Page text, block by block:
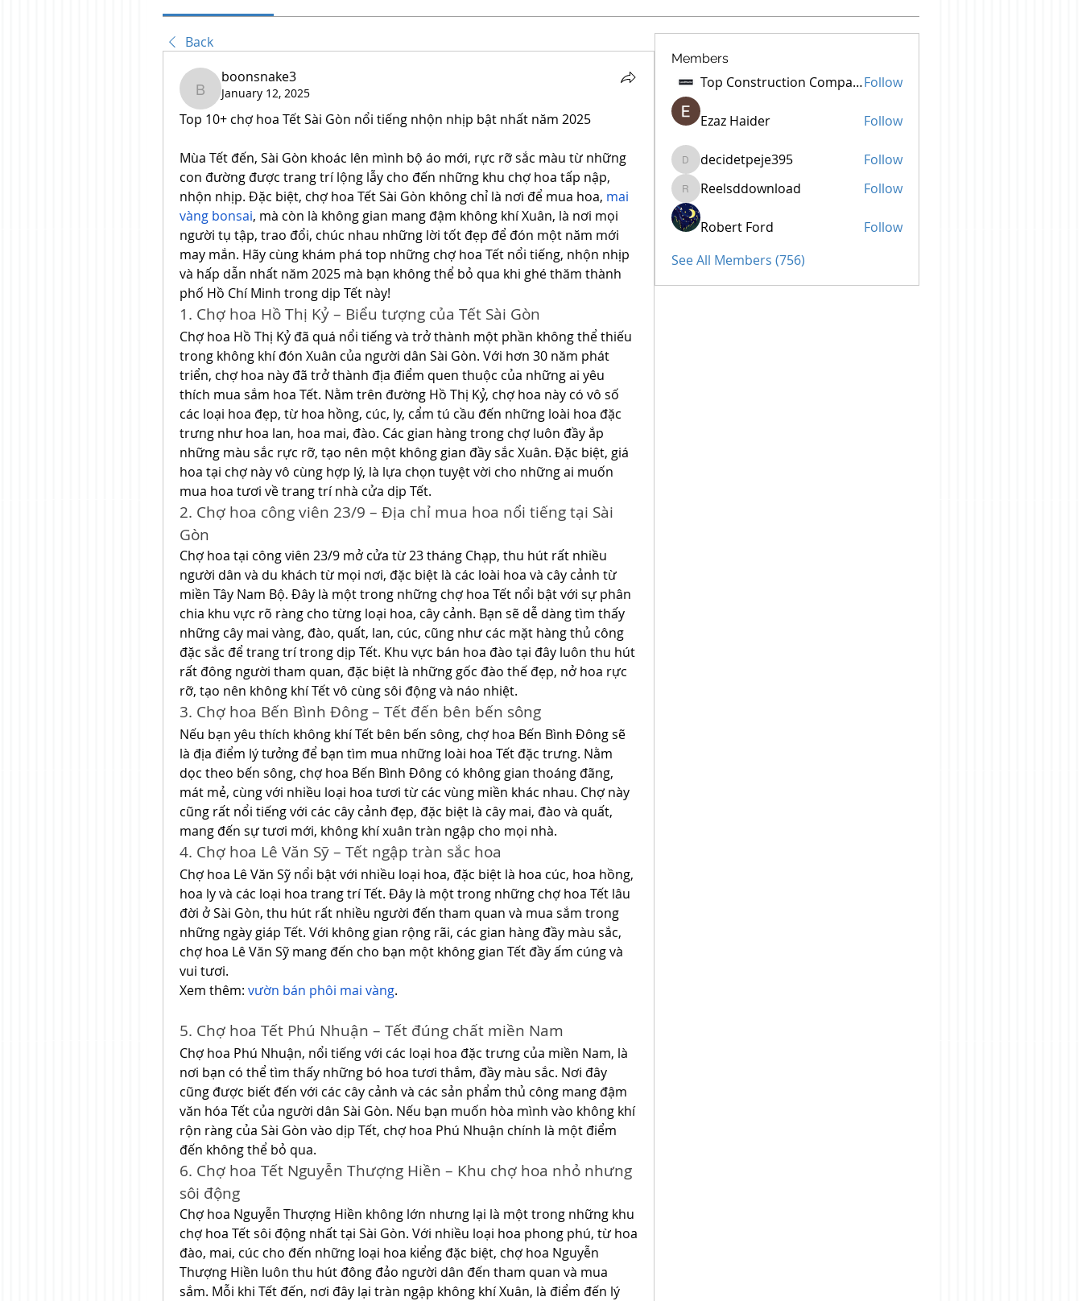
Back
boonsnake3
boonsnake3
January 12, 2025
Top 10+ chợ hoa Tết Sài Gòn nổi tiếng nhộn nhịp bật nhất năm 2025
Mùa Tết đến, Sài Gòn khoác lên mình bộ áo mới, rực rỡ sắc màu từ những
con đường được trang trí lộng lẫy cho đến những khu chợ hoa tấp nập,
nhộn nhịp. Đặc biệt, chợ hoa Tết Sài Gòn không chỉ là nơi để mua hoa, mai
vàng bonsai, mà còn là không gian mang đậm không khí Xuân, là nơi mọi
người tụ tập, trao đổi, chúc nhau những lời tốt đẹp để đón một năm mới
may mắn. Hãy cùng khám phá top những chợ hoa Tết nổi tiếng, nhộn nhịp
và hấp dẫn nhất năm 2025 mà bạn không thể bỏ qua khi ghé thăm thành
phố Hồ Chí Minh trong dịp Tết này!
1. Chợ hoa Hồ Thị Kỷ – Biểu tượng của Tết Sài Gòn
Chợ hoa Hồ Thị Kỷ đã quá nổi tiếng và trở thành một phần không thể thiếu
trong không khí đón Xuân của người dân Sài Gòn. Với hơn 30 năm phát
triển, chợ hoa này đã trở thành địa điểm quen thuộc của những ai yêu
thích mua sắm hoa Tết. Nằm trên đường Hồ Thị Kỷ, chợ hoa này có vô số
các loại hoa đẹp, từ hoa hồng, cúc, ly, cẩm tú cầu đến những loài hoa đặc
trưng như hoa lan, hoa mai, đào. Các gian hàng trong chợ luôn đầy ắp
những màu sắc rực rỡ, tạo nên một không gian đầy sắc Xuân. Đặc biệt, giá
hoa tại chợ này vô cùng hợp lý, là lựa chọn tuyệt vời cho những ai muốn
mua hoa tươi về trang trí nhà cửa dịp Tết.
2. Chợ hoa công viên 23/9 – Địa chỉ mua hoa nổi tiếng tại Sài
Gòn
Chợ hoa tại công viên 23/9 mở cửa từ 23 tháng Chạp, thu hút rất nhiều
người dân và du khách từ mọi nơi, đặc biệt là các loài hoa và cây cảnh từ
miền Tây Nam Bộ. Đây là một trong những chợ hoa Tết nổi bật với sự phân
chia khu vực rõ ràng cho từng loại hoa, cây cảnh. Bạn sẽ dễ dàng tìm thấy
những cây mai vàng, đào, quất, lan, cúc, cũng như các mặt hàng thủ công
đặc sắc để trang trí trong dịp Tết. Khu vực bán hoa đào tại đây luôn thu hút
rất đông người tham quan, đặc biệt là những gốc đào thế đẹp, nở hoa rực
rỡ, tạo nên không khí Tết vô cùng sôi động và náo nhiệt.
3. Chợ hoa Bến Bình Đông – Tết đến bên bến sông
Nếu bạn yêu thích không khí Tết bên bến sông, chợ hoa Bến Bình Đông sẽ
là địa điểm lý tưởng để bạn tìm mua những loài hoa Tết đặc trưng. Nằm
dọc theo bến sông, chợ hoa Bến Bình Đông có không gian thoáng đãng,
mát mẻ, cùng với nhiều loại hoa tươi từ các vùng miền khác nhau. Chợ này
cũng rất nổi tiếng với các cây cảnh đẹp, đặc biệt là cây mai, đào và quất,
mang đến sự tươi mới, không khí xuân tràn ngập cho mọi nhà.
4. Chợ hoa Lê Văn Sỹ – Tết ngập tràn sắc hoa
Chợ hoa Lê Văn Sỹ nổi bật với nhiều loại hoa, đặc biệt là hoa cúc, hoa hồng,
hoa ly và các loại hoa trang trí Tết. Đây là một trong những chợ hoa Tết lâu
đời ở Sài Gòn, thu hút rất nhiều người đến tham quan và mua sắm trong
những ngày giáp Tết. Với không gian rộng rãi, các gian hàng đầy màu sắc,
chợ hoa Lê Văn Sỹ mang đến cho bạn một không gian Tết đầy ấm cúng và
vui tươi.
Xem thêm: vườn bán phôi mai vàng.
5. Chợ hoa Tết Phú Nhuận – Tết đúng chất miền Nam
Chợ hoa Phú Nhuận, nổi tiếng với các loại hoa đặc trưng của miền Nam, là
nơi bạn có thể tìm thấy những bó hoa tươi thắm, đầy màu sắc. Nơi đây
cũng được biết đến với các cây cảnh và các sản phẩm thủ công mang đậm
văn hóa Tết của người dân Sài Gòn. Nếu bạn muốn hòa mình vào không khí
rộn ràng của Sài Gòn vào dịp Tết, chợ hoa Phú Nhuận chính là một điểm
đến không thể bỏ qua.
6. Chợ hoa Tết Nguyễn Thượng Hiền – Khu chợ hoa nhỏ nhưng
sôi động
Chợ hoa Nguyễn Thượng Hiền không lớn nhưng lại là một trong những khu
chợ hoa Tết sôi động nhất tại Sài Gòn. Với nhiều loại hoa phong phú, từ hoa
đào, mai, cúc cho đến những loại hoa kiểng đặc biệt, chợ hoa Nguyễn
Thượng Hiền luôn thu hút đông đảo người dân đến tham quan và mua
sắm. Mỗi khi Tết đến, nơi đây lại tràn ngập không khí Xuân, là điểm đến lý
Members
Top Construction Companies In PakistanFollow
Ezaz Haider Follow
decidetpeje395
decidetpeje395 Follow
Reelsddownload
Reelsddownload Follow
Robert Ford
Follow
See All Members (756)